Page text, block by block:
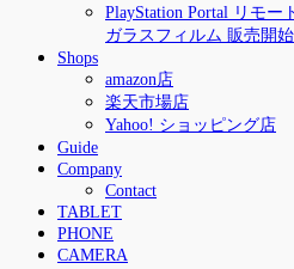
PlayStation Portal リモ
ガラスフィルム 販売開始
Shops
amazon店
楽天市場店
Yahoo! ショッピング店
Guide
Company
Contact
TABLET
PHONE
CAMERA